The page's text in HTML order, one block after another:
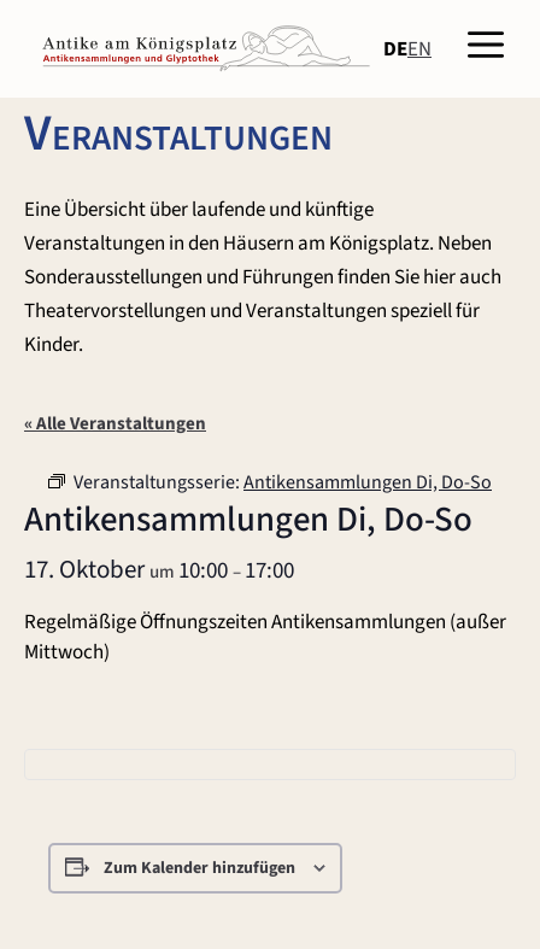
Inhalt
springen
DEEN
Veranstaltungen
Eine Übersicht über laufende und künftige
Veranstaltungen in den Häusern am Königsplatz. Neben
Sonderausstellungen und Führungen finden Sie hier auch
Theatervorstellungen und Veranstaltungen speziell für
Kinder.
« Alle Veranstaltungen
Veranstaltungsserie:Antikensammlungen Di, Do-So
Antikensammlungen Di, Do-So
17. Oktoberum 10:00–17:00
Regelmäßige Öffnungszeiten Antikensammlungen (außer
Mittwoch)
Zum Kalender hinzufügen